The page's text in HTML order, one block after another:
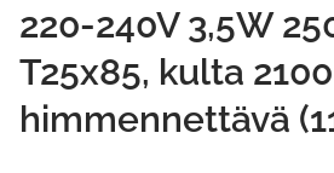
220-240V 3,5W
T25x85, kulta
himmennettävä